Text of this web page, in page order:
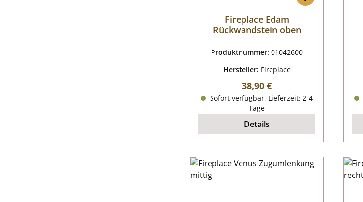
Fireplace Edam
Rückwandstein oben
Produktnummer:01042600
Hersteller: Fireplace
Regulärer Preis:
38,90 €
Sofort verfügbar, Lieferzeit: 2-4
Tage
Details